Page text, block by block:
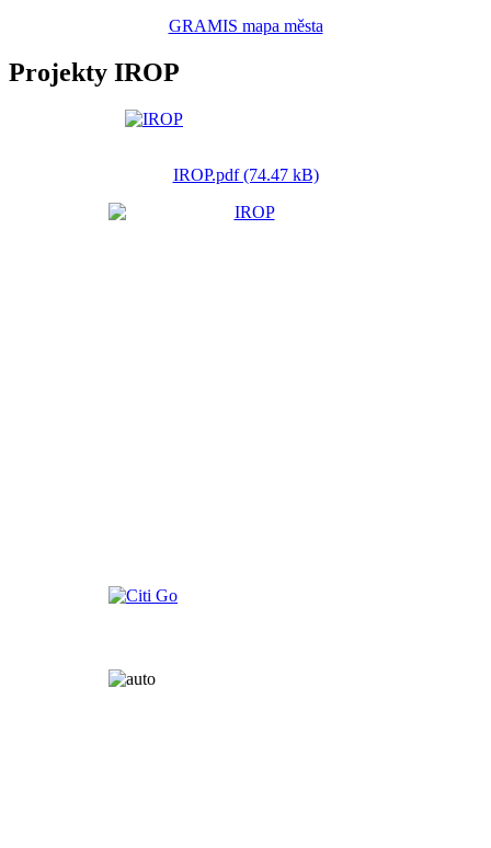
GRAMIS mapa města
Projekty IROP
IROP.pdf (74.47 kB)